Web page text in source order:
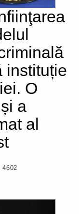
instituție
O
a
al
4602